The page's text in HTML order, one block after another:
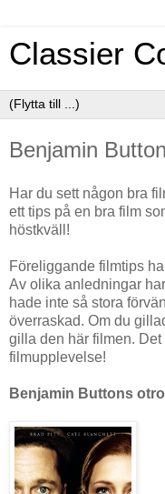
Classier
Benjamin
Har du sett någon bra
ett tips på en bra film
höstkväll!
Föreliggande filmtips
Av olika anledningar
hade inte så stora
överraskad. Om du
gilla den här filmen.
filmupplevelse!
Benjamin Buttons